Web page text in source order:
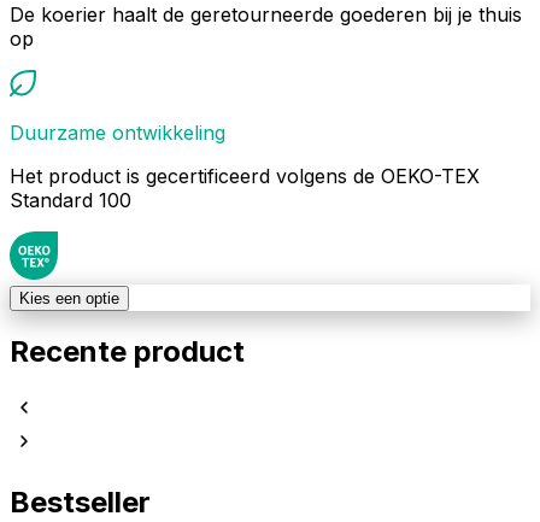
De koerier haalt de geretourneerde goederen bij je thuis
op
Duurzame ontwikkeling
Het product is gecertificeerd volgens de OEKO-TEX
Standard 100
Kies een optie
Recente product
Bestseller